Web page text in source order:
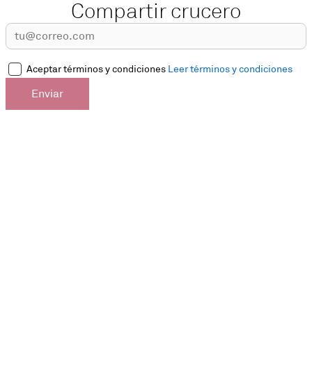
Compartir crucero
Aceptar términos y condiciones Leer términos y condiciones
Enviar